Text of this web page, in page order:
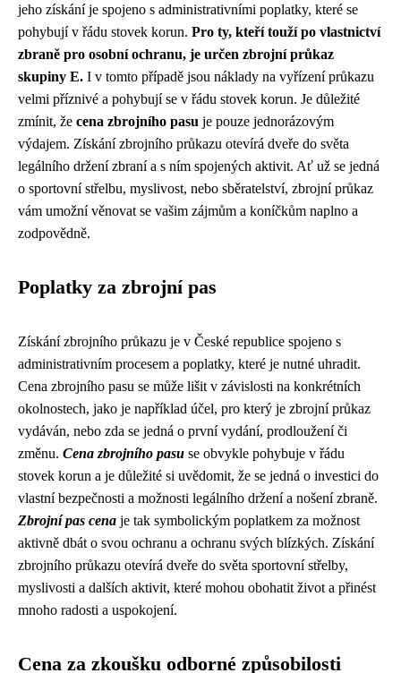
jeho získání je spojeno s administrativními poplatky, které se
pohybují v řádu stovek korun. Pro ty, kteří touží po vlastnictví
zbraně pro osobní ochranu, je určen zbrojní průkaz
skupiny E. I v tomto případě jsou náklady na vyřízení průkazu
velmi příznivé a pohybují se v řádu stovek korun. Je důležité
zmínit, že cena zbrojního pasu je pouze jednorázovým
výdajem. Získání zbrojního průkazu otevírá dveře do světa
legálního držení zbraní a s ním spojených aktivit. Ať už se jedná
o sportovní střelbu, myslivost, nebo sběratelství, zbrojní průkaz
vám umožní věnovat se vašim zájmům a koníčkům naplno a
zodpovědně.
Poplatky za zbrojní pas
Získání zbrojního průkazu je v České republice spojeno s
administrativním procesem a poplatky, které je nutné uhradit.
Cena zbrojního pasu se může lišit v závislosti na konkrétních
okolnostech, jako je například účel, pro který je zbrojní průkaz
vydáván, nebo zda se jedná o první vydání, prodloužení či
změnu. Cena zbrojního pasu se obvykle pohybuje v řádu
stovek korun a je důležité si uvědomit, že se jedná o investici do
vlastní bezpečnosti a možnosti legálního držení a nošení zbraně.
Zbrojní pas cena je tak symbolickým poplatkem za možnost
aktivně dbát o svou ochranu a ochranu svých blízkých. Získání
zbrojního průkazu otevírá dveře do světa sportovní střelby,
myslivosti a dalších aktivit, které mohou obohatit život a přinést
mnoho radosti a uspokojení.
Cena za zkoušku odborné způsobilosti